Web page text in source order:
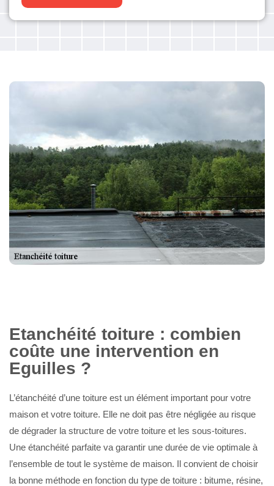
Etanchéité toiture : combien
coûte une intervention en
Eguilles ?
L’étanchéité d’une toiture est un élément important pour votre
maison et votre toiture. Elle ne doit pas être négligée au risque
de dégrader la structure de votre toiture et les sous-toitures.
Une étanchéité parfaite va garantir une durée de vie optimale à
l’ensemble de tout le système de maison. Il convient de choisir
la bonne méthode en fonction du type de toiture : bitume, résine,